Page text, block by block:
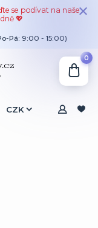
se podívat na naše
💖
CZK
Pá: 9:00 - 15:00)
0